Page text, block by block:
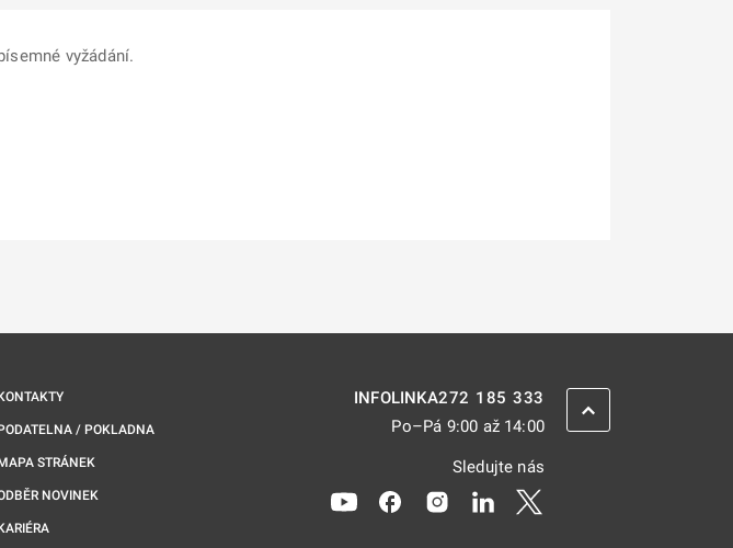
vyžádání.
/ POKLADNA
STRÁNEK
NOVINEK
INFOLINKA272 185 333
Po–Pá 9:00 až 14:00
Sledujte nás
Odkaz se otevře na nové kartě
Odkaz se otevře na nové kartě
Odkaz se otevře na nové kartě
Odkaz se otevře na nové
ZPĚT NAHORU